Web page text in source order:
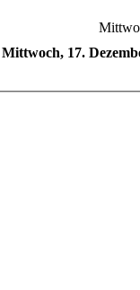
Mittwoch, 17.